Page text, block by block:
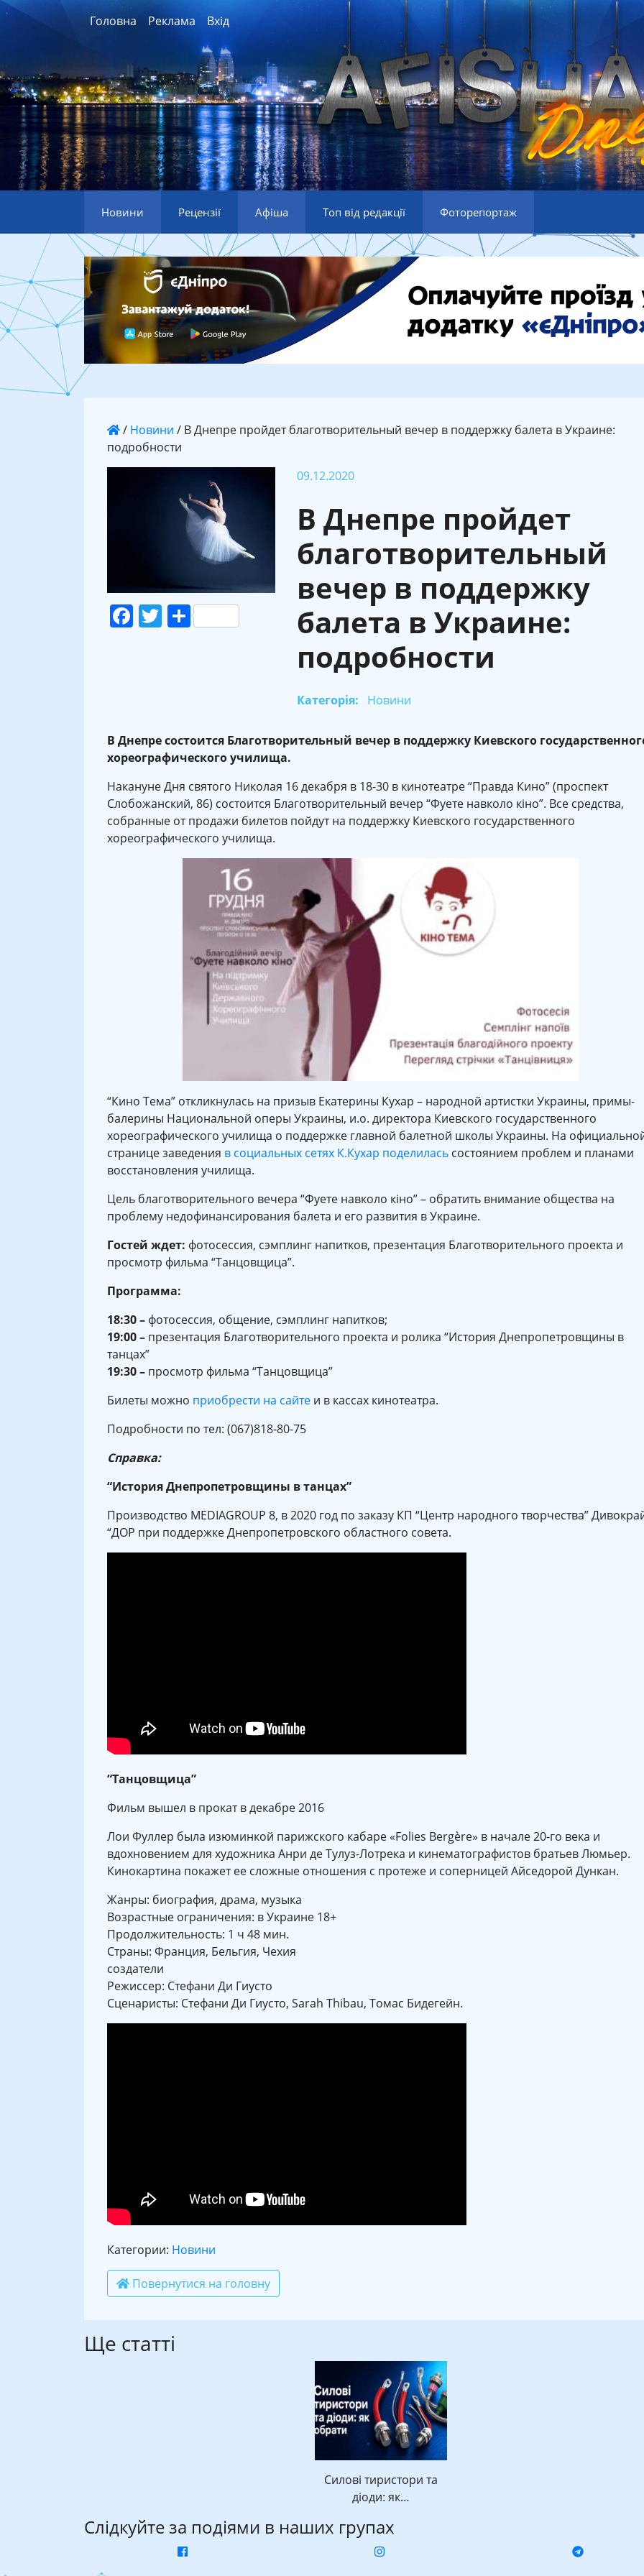
Головна Реклама Вхід
Новини Рецензії Афіша Топ від редакції Фоторепортаж
/ Новини / В Днепре пройдет благотворительный вечер в поддержку балета в Украине:
подробности
Facebook
Twitter
Поділитися
09.12.2020
В Днепре пройдет
благотворительный
вечер в поддержку
балета в Украине:
подробности
Категорія: Новини
В Днепре состоится Благотворительный вечер в поддержку Киевского
хореографического училища.
Накануне Дня святого Николая 16 декабря в 18-30 в кинотеатре “Правда Кино” (проспект
Слобожанский, 86) состоится Благотворительный вечер “Фуете навколо кіно”. Все средства,
собранные от продажи билетов пойдут на поддержку Киевского государственного
хореографического училища.
“Кино Тема” откликнулась на призыв Екатерины Кухар – народной артистки Украины, примы-
балерины Национальной оперы Украины, и.о. директора Киевского государственного
хореографического училища о поддержке главной балетной школы Украины. На
странице заведения в социальных сетях К.Кухар поделилась состоянием проблем и планами
восстановления училища.
Цель благотворительного вечера “Фуете навколо кіно” – обратить внимание общества на
проблему недофинансирования балета и его развития в Украине.
Гостей ждет: фотосессия, сэмплинг напитков, презентация Благотворительного проекта и
просмотр фильма “Танцовщица”.
Программа:
18:30 – фотосессия, общение, сэмплинг напитков;
19:00 – презентация Благотворительного проекта и ролика “История Днепропетровщины в
танцах”
19:30 – просмотр фильма “Танцовщица”
Билеты можно приобрести на сайте и в кассах кинотеатра.
Подробности по тел: (067)818-80-75
Справка:
“История Днепропетровщины в танцах”
Производство MEDIAGROUP 8, в 2020 год по заказу КП “Центр народного творчества”
“ДОР при поддержке Днепропетровского областного совета.
“Танцовщица”
Фильм вышел в прокат в декабре 2016
Лои Фуллер была изюминкой парижского кабаре «Folies Bergère» в начале 20-го века и
вдохновением для художника Анри де Тулуз-Лотрека и кинематографистов братьев Люмьер.
Кинокартина покажет ее сложные отношения с протеже и соперницей Айседорой Дункан.
Жанры: биография, драма, музыка
Возрастные ограничения: в Украине 18+
Продолжительность: 1 ч 48 мин.
Страны: Франция, Бельгия, Чехия
создатели
Режиссер: Стефани Ди Гиусто
Сценаристы: Стефани Ди Гиусто, Sarah Thibau, Томас Бидегейн.
Категории: Новини
Повернутися на головну
Ще статті
Силові тиристори та
діоди: як…
Слідкуйте за подіями в наших групах